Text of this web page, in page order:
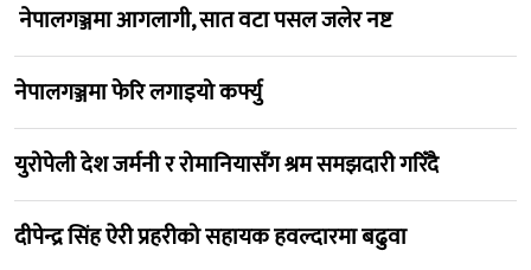
नेपालगञ्जमा आगलागी, सात वटा पसल जलेर नष्ट
नेपालगञ्जमा फेरि लगाइयो कर्फ्यु
युरोपेली देश जर्मनी र रोमानियासँग श्रम समझदारी गरिँदै
दीपेन्द्र सिंह ऐरी प्रहरीको सहायक हवल्दारमा बढुवा